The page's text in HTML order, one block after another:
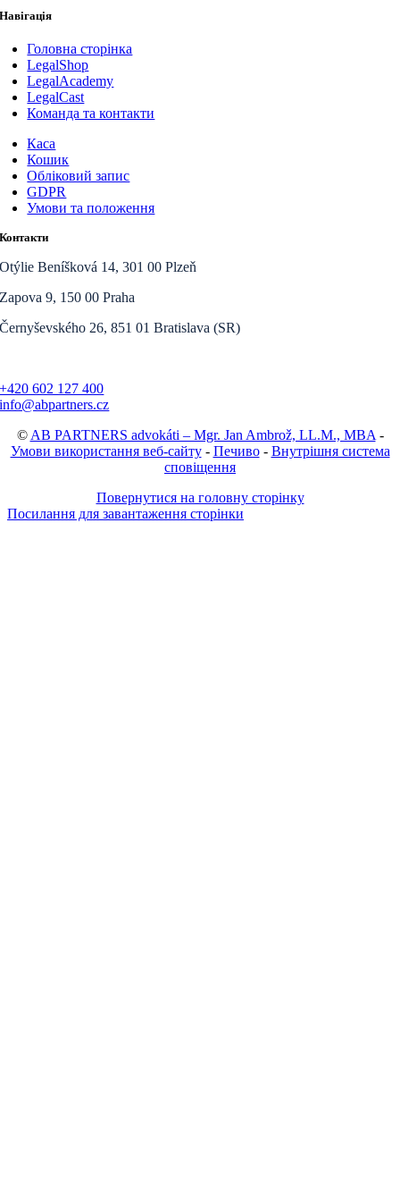
Навігація
Головна сторінка
LegalShop
LegalAcademy
LegalCast
Команда та контакти
Каса
Кошик
Обліковий запис
GDPR
Умови та положення
Контакти
Otýlie Beníšková 14, 301 00 Plzeň
Zapova 9, 150 00 Praha
Černyševského 26, 851 01 Bratislava (SR)
+420 602 127 400
info@abpartners.cz
© AB PARTNERS advokáti – Mgr. Jan Ambrož, LL.M., MBA -
Умови використання веб-сайту- Печиво- Внутрішня система
сповіщення
Повернутися на головну сторінку
Посилання для завантаження сторінки